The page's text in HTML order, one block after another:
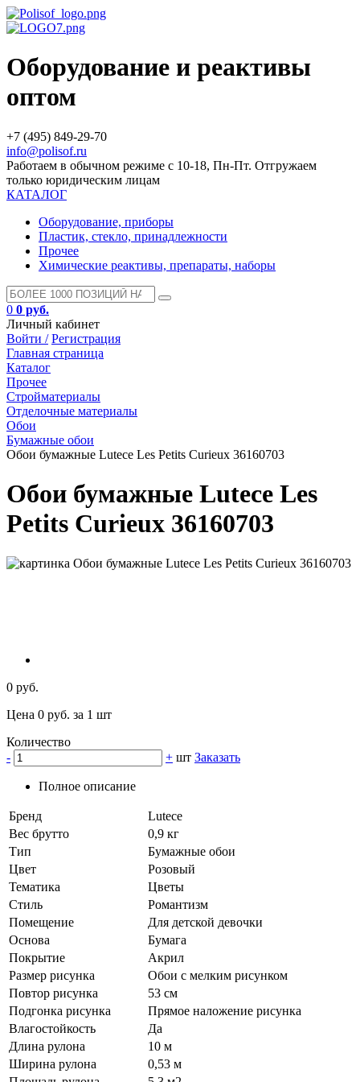
Оборудование и реактивы
оптом
+7 (495) 849-29-70
info@polisof.ru
Работаем в обычном режиме с 10-18, Пн-Пт. Отгружаем
только юридическим лицам
КАТАЛОГ
Оборудование, приборы
Пластик, стекло, принадлежности
Прочее
Химические реактивы, препараты, наборы
0 0 руб.
Личный кабинет
Войти / Регистрация
Главная страница
Каталог
Прочее
Стройматериалы
Отделочные материалы
Обои
Бумажные обои
Обои бумажные Lutece Les Petits Curieux 36160703
Обои бумажные Lutece Les
Petits Curieux 36160703
0 руб.
Цена 0 руб. за 1 шт
Количество
-
+ шт Заказать
Полное описание
Бренд
Lutece
Вес брутто
0,9 кг
Тип
Бумажные обои
Цвет
Розовый
Тематика
Цветы
Стиль
Романтизм
Помещение
Для детской девочки
Основа
Бумага
Покрытие
Акрил
Размер рисунка
Обои с мелким рисунком
Повтор рисунка
53 см
Подгонка рисунка
Прямое наложение рисунка
Влагостойкость
Да
Длина рулона
10 м
Ширина рулона
0,53 м